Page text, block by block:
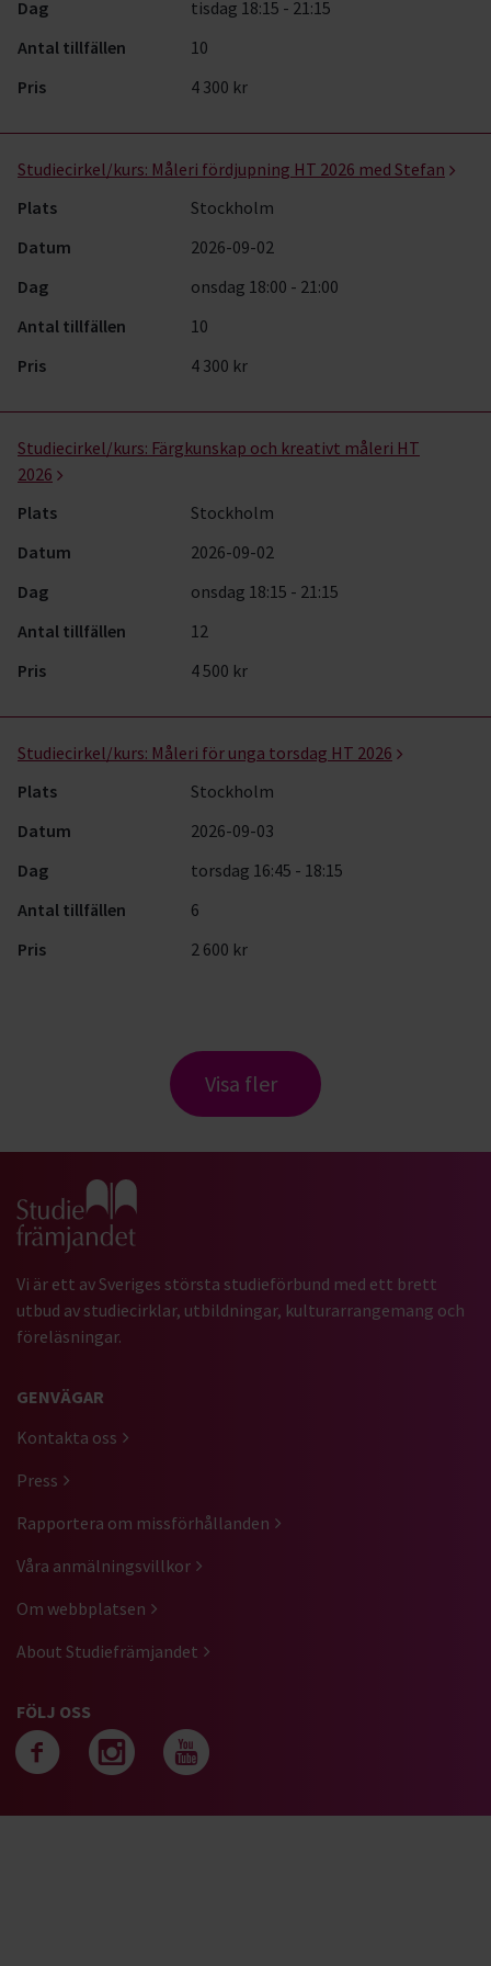
Dag
tisdag 18:15 - 21:15
Antal tillfällen
10
Pris
4 300 kr
Studiecirkel/kurs: Måleri fördjupning HT 2026 med Stefan
Plats
Stockholm
Datum
2026-09-02
Dag
onsdag 18:00 - 21:00
Antal tillfällen
10
Pris
4 300 kr
Studiecirkel/kurs: Färgkunskap och kreativt måleri HT
2026
Plats
Stockholm
Datum
2026-09-02
Dag
onsdag 18:15 - 21:15
Antal tillfällen
12
Pris
4 500 kr
Studiecirkel/kurs: Måleri för unga torsdag HT 2026
Plats
Stockholm
Datum
2026-09-03
Dag
torsdag 16:45 - 18:15
Antal tillfällen
6
Pris
2 600 kr
Visa fler
Gå till studiefrämjandets startsida
Vi är ett av Sveriges största studieförbund med ett brett
utbud av studiecirklar, utbildningar, kulturarrangemang och
föreläsningar.
GENVÄGAR
Kontakta oss
Press
Rapportera om missförhållanden
Våra anmälningsvillkor
Om webbplatsen
About Studiefrämjandet
FÖLJ OSS
Följ oss på facebook
Följ oss på
Följ oss på